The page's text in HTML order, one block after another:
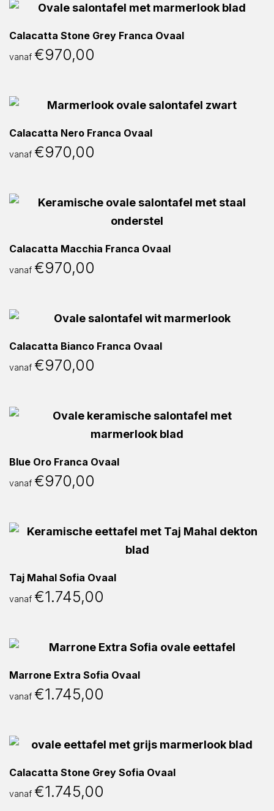
Calacatta Stone Grey Franca Ovaal
vanaf €970,00
Calacatta Nero Franca Ovaal
vanaf €970,00
Calacatta Macchia Franca Ovaal
vanaf €970,00
Calacatta Bianco Franca Ovaal
vanaf €970,00
Blue Oro Franca Ovaal
vanaf €970,00
Taj Mahal Sofia Ovaal
vanaf €1.745,00
Marrone Extra Sofia Ovaal
vanaf €1.745,00
Calacatta Stone Grey Sofia Ovaal
vanaf €1.745,00